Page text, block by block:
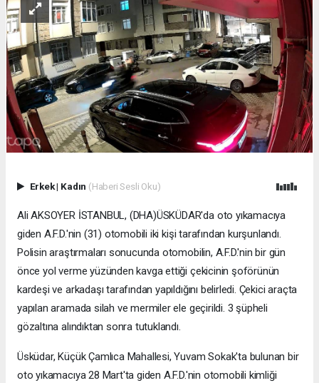
Erkek| Kadın (Haberi Sesli Oku)
Ali AKSOYER İSTANBUL, (DHA)ÜSKÜDAR'da oto yıkamacıya
giden A.F.D.'nin (31) otomobili iki kişi tarafından kurşunlandı.
Polisin araştırmaları sonucunda otomobilin, A.F.D.'nin bir gün
önce yol verme yüzünden kavga ettiği çekicinin şoförünün
kardeşi ve arkadaşı tarafından yapıldığını belirledi. Çekici araçta
yapılan aramada silah ve mermiler ele geçirildi. 3 şüpheli
gözaltına alındıktan sonra tutuklandı.
Üsküdar, Küçük Çamlıca Mahallesi, Yuvam Sokak'ta bulunan bir
oto yıkamacıya 28 Mart'ta giden A.F.D.'nin otomobili kimliği